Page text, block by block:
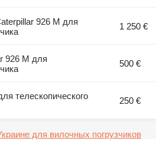
926 M для
1 250 €
926 M для
500 €
телескопического
250 €
для вилочных погрузчиков